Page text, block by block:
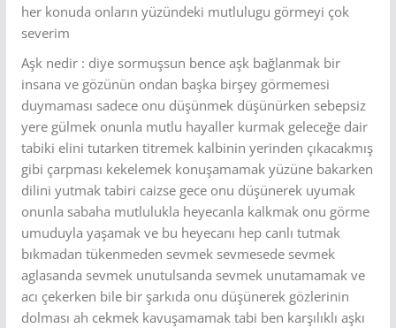
her konuda onların yüzündeki mutlulugu görmeyi çok
severim
Aşk nedir : diye sormuşsun bence aşk bağlanmak bir
insana ve gözünün ondan başka birşey görmemesi
duymaması sadece onu düşünmek düşünürken sebepsiz
yere gülmek onunla mutlu hayaller kurmak geleceğe dair
tabiki elini tutarken titremek kalbinin yerinden çıkacakmış
gibi çarpması kekelemek konuşamamak yüzüne bakarken
dilini yutmak tabiri caizse gece onu düşünerek uyumak
onunla sabaha mutlulukla heyecanla kalkmak onu görme
umuduyla yaşamak ve bu heyecanı hep canlı tutmak
bıkmadan tükenmeden sevmek sevmesede sevmek
aglasanda sevmek unutulsanda sevmek unutamamak ve
acı çekerken bile bir şarkıda onu düşünerek gözlerinin
dolması ah cekmek kavuşamamak tabi ben karşılıklı aşkı